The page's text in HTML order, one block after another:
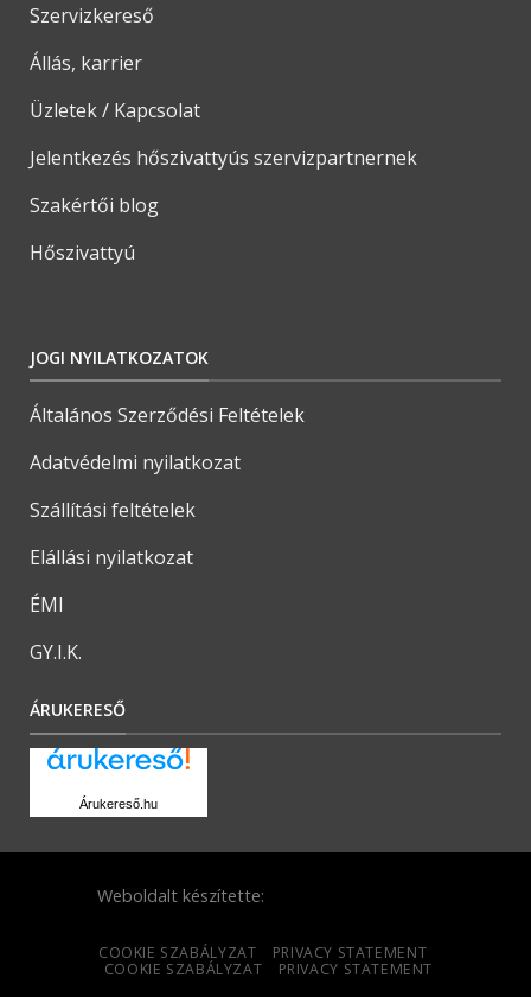
Szervizkereső
Állás, karrier
Üzletek / Kapcsolat
Jelentkezés hőszivattyús szervizpartnernek
Szakértői blog
Hőszivattyú
JOGI NYILATKOZATOK
Általános Szerződési Feltételek
Adatvédelmi nyilatkozat
Szállítási feltételek
Elállási nyilatkozat
ÉMI
GY.I.K.
ÁRUKERESŐ
Árukereső.hu
Weboldalt készítette:
COOKIE SZABÁLYZAT
PRIVACY STATEMENT
COOKIE SZABÁLYZAT
PRIVACY STATEMENT